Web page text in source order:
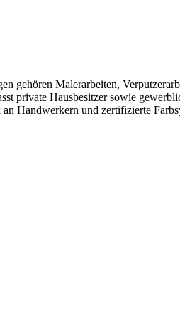
gehören Malerarbeiten,
private Hausbesitzer sowie
Handwerkern und zertifizierte